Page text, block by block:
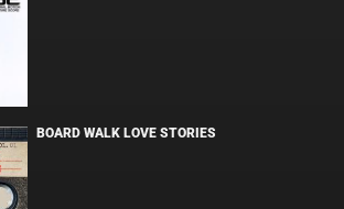
BOARD WALK LOVE STORIES